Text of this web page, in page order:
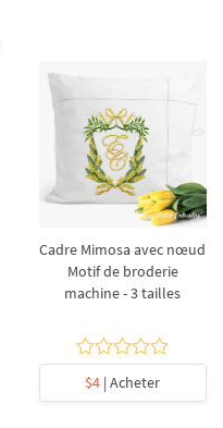
Cadre Mimosa avec nœud
Motif de broderie
machine - 3 tailles
$4 | Acheter